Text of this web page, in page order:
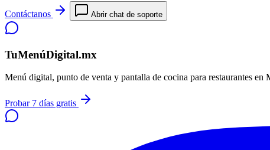
Contáctanos Abrir chat de soporte
TuMenúDigital.mx
Menú digital, punto de venta y pantalla de cocina para restaurantes
Probar 7 días gratis